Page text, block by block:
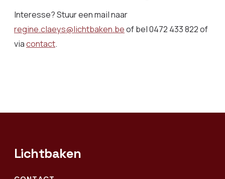
Interesse? Stuur een mail naar
regine.claeys@lichtbaken.beof bel 0472 433 822 of
viacontact.
Lichtbaken